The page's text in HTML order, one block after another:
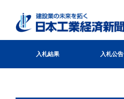
入札結果 入札公告